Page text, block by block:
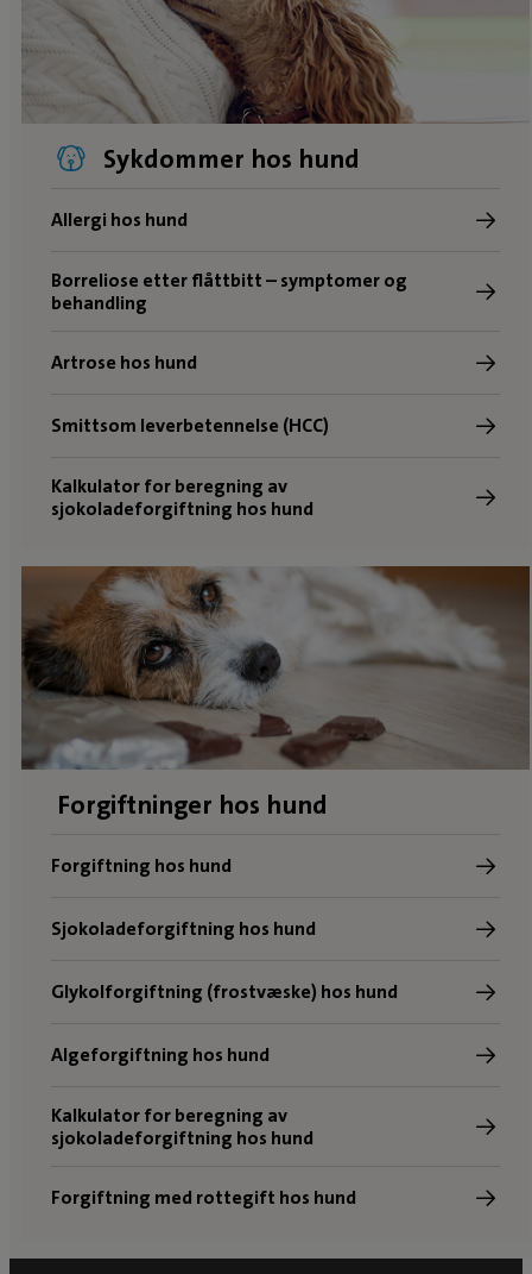
Sykdommer hos hund
Allergi hos hund
Borreliose etter flåttbitt – symptomer og
behandling
Artrose hos hund
Smittsom leverbetennelse (HCC)
Kalkulator for beregning av
sjokoladeforgiftning hos hund
Forgiftninger hos hund
Forgiftning hos hund
Sjokoladeforgiftning hos hund
Glykolforgiftning (frostvæske) hos hund
Algeforgiftning hos hund
Kalkulator for beregning av
sjokoladeforgiftning hos hund
Forgiftning med rottegift hos hund